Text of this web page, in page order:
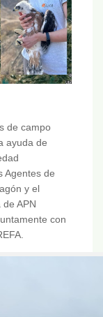
de campo
ayuda de
Agentes de
y el
APN
con